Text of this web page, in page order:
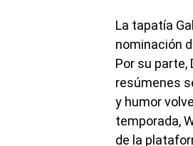
La tapatía
nominación
Por su parte,
resúmenes
y humor
temporada,
de la